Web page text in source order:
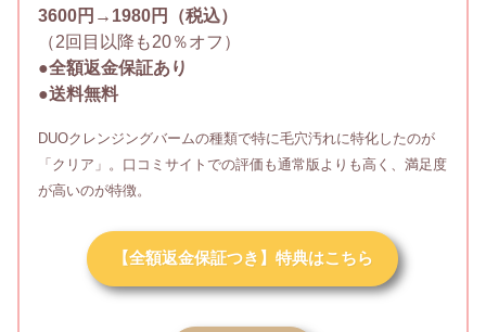
3600円→1980円（税込）
（2回目以降も20％オフ）
●全額返金保証あり
●送料無料
DUOクレンジングバームの種類で特に毛穴汚れに特化したのが
「クリア」。口コミサイトでの評価も通常版よりも高く、満足度
が高いのが特徴。
【全額返金保証つき】特典はこちら